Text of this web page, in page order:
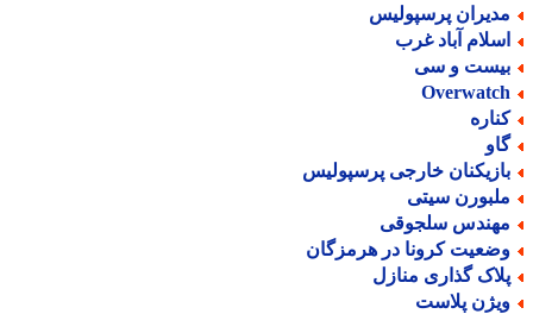
پرسپولیس
آباد غرب
و سی
خارجی پرسپولیس
سیتی
سلجوقی
کرونا در هرمزگان
گذاری منازل
پلاست